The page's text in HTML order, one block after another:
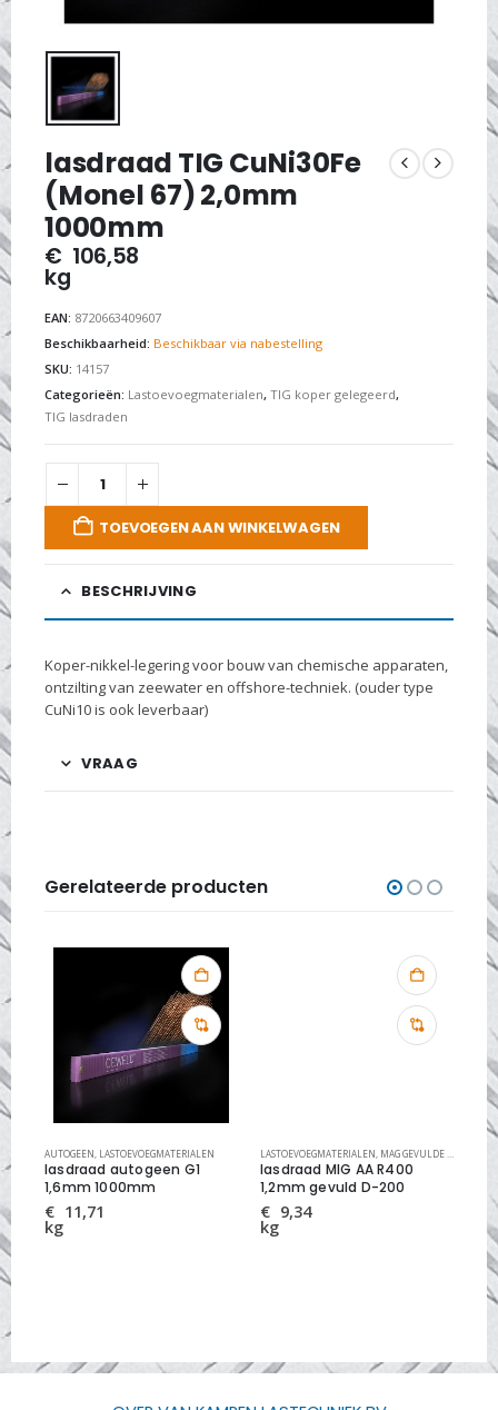
lasdraad TIG CuNi30Fe
(Monel 67) 2,0mm
1000mm
€ 106,58
kg
EAN: 8720663409607
Beschikbaarheid: Beschikbaar via nabestelling
SKU: 14157
Categorieën: Lastoevoegmaterialen, TIG koper gelegeerd,
TIG lasdraden
TOEVOEGEN AAN WINKELWAGEN
BESCHRIJVING
Koper-nikkel-legering voor bouw van chemische apparaten,
ontzilting van zeewater en offshore-techniek. (ouder type
CuNi10 is ook leverbaar)
VRAAG
Gerelateerde producten
,MIG/MAG LASDRADEN
AUTOGEEN LASTOEVOEGMATERIALEN
lasdraad autogeen G1
1,6mm 1000mm
€ 11,71
kg
LASTOEVOEGMATERIALEN MAG GEVULDE LASDRADEN STAAL
lasdraad MIG AA R400
1,2mm gevuld D-200
€ 9,34
kg
kg